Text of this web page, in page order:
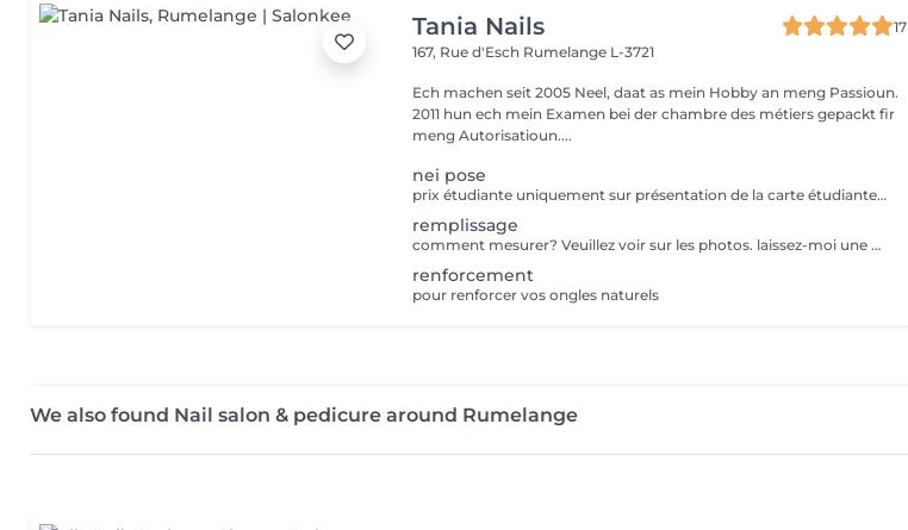
Tania Nails
17
167, Rue d'Esch Rumelange L-3721
Ech machen seit 2005 Neel, daat as mein Hobby an meng Passioun.
2011 hun ech mein Examen bei der chambre des métiers gepackt fir
meng Autorisatioun....
nei pose
prix étudiante uniquement sur présentation de la carte étudiante valable
remplissage
comment mesurer? Veuillez voir sur les photos. laissez-moi une note si vous avez de la résine/acryl, prix étudiante uniquement sur présentation de la carte étudiante valable
renforcement
pour renforcer vos ongles naturels
We also found Nail salon & pedicure around Rumelange